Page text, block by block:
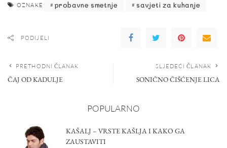
OZNAKE probavne smetnje savjeti za kuhanje
PODIJELI
PRETHODNI ČLANAK
ČAJ OD KADULJE
SLJEDEĆI ČLANAK
SONIČNO ČIŠĆENJE LICA
POPULARNO
KAŠALJ – VRSTE KAŠLJA I KAKO GA
ZAUSTAVITI